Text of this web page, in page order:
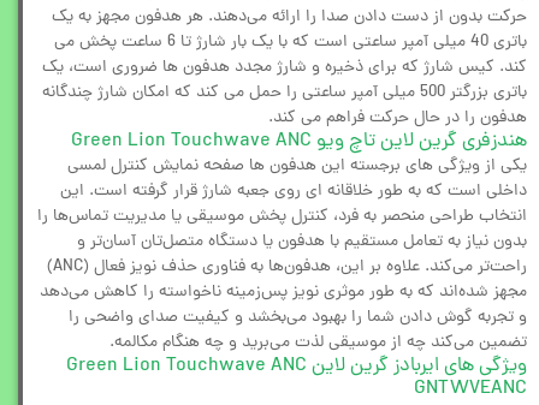
حرکت بدون از دست دادن صدا را ارائه می‌دهند. هر هدفون مجهز به یک
باتری 40 میلی آمپر ساعتی است که با یک بار شارژ تا 6 ساعت پخش می
کند. کیس شارژ که برای ذخیره و شارژ مجدد هدفون ها ضروری است، یک
باتری بزرگتر 500 میلی آمپر ساعتی را حمل می کند که امکان شارژ چندگانه
هدفون را در حال حرکت فراهم می کند.
هندزفری گرین لاین تاچ ویو Green Lion Touchwave ANC
یکی از ویژگی های برجسته این هدفون ها صفحه نمایش کنترل لمسی
داخلی است که به طور خلاقانه ای روی جعبه شارژ قرار گرفته است. این
انتخاب طراحی منحصر به فرد، کنترل پخش موسیقی یا مدیریت تماس‌ها را
بدون نیاز به تعامل مستقیم با هدفون یا دستگاه متصل‌تان آسان‌تر و
راحت‌تر می‌کند. علاوه بر این، هدفون‌ها به فناوری حذف نویز فعال (ANC)
مجهز شده‌اند که به طور موثری نویز پس‌زمینه ناخواسته را کاهش می‌دهد
و تجربه گوش دادن شما را بهبود می‌بخشد و کیفیت صدای واضحی را
تضمین می‌کند چه از موسیقی لذت می‌برید و چه هنگام مکالمه.
ویژگی های ایربادز گرین لاین Green Lion Touchwave ANC
GNTWVEANC